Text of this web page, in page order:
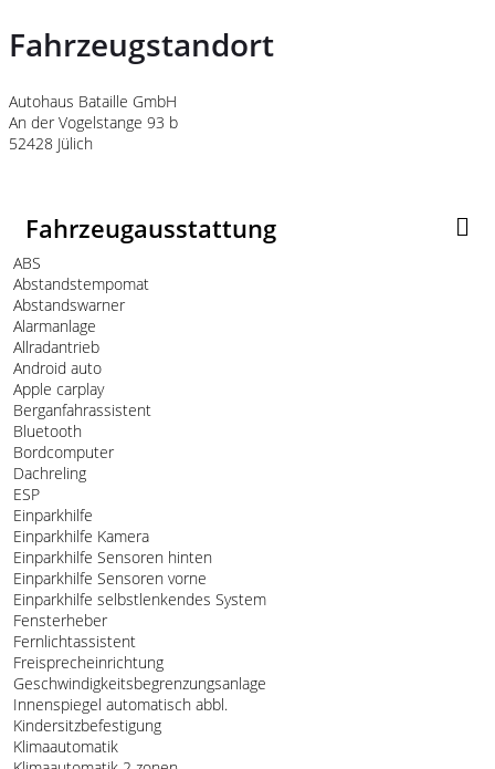
Fahrzeugstandort
Autohaus Bataille GmbH
An der Vogelstange 93 b
52428 Jülich
Fahrzeugausstattung
ABS
Abstandstempomat
Abstandswarner
Alarmanlage
Allradantrieb
Android auto
Apple carplay
Berganfahrassistent
Bluetooth
Bordcomputer
Dachreling
ESP
Einparkhilfe
Einparkhilfe Kamera
Einparkhilfe Sensoren hinten
Einparkhilfe Sensoren vorne
Einparkhilfe selbstlenkendes System
Fensterheber
Fernlichtassistent
Freisprecheinrichtung
Geschwindigkeitsbegrenzungsanlage
Innenspiegel automatisch abbl.
Kindersitzbefestigung
Klimaautomatik